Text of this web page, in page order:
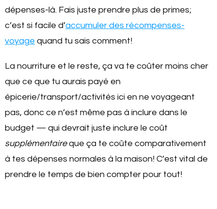
dépenses-là. Fais juste prendre plus de primes;
c’est si facile d’accumuler des récompenses-
voyage quand tu sais comment!
La nourriture et le reste, ça va te coûter moins cher
que ce que tu aurais payé en
épicerie/transport/activités ici en ne voyageant
pas, donc ce n’est même pas à inclure dans le
budget — qui devrait juste inclure le coût
supplémentaireque ça te coûte comparativement
à tes dépenses normales à la maison! C’est vital de
prendre le temps de bien compter pour tout!